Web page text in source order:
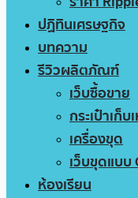
ปฏิทินเศรษฐกิจ
บทความ
รีวิวผลิตภัณฑ์
เว็บซื้อขาย
กระเป๋าเก็
เครื่องขุด
เว็บขุดแบบ
ห้องเรียน